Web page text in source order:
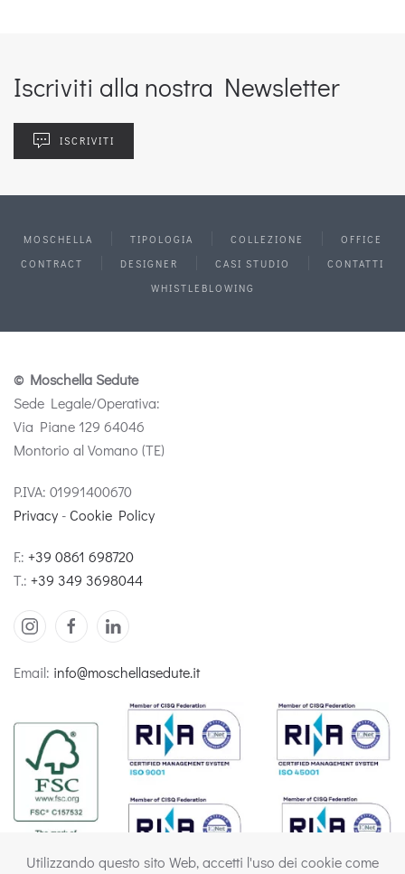
Iscriviti alla nostra Newsletter
ISCRIVITI
MOSCHELLA TIPOLOGIA COLLEZIONE
OFFICE
CONTRACT
DESIGNER CASI STUDIO
CONTATTI
WHISTLEBLOWING
© Moschella Sedute
Sede Legale/Operativa:
Via Piane 129 64046
Montorio al Vomano (TE)
P.IVA: 01991400670
Privacy - Cookie Policy
F.: +39 0861 698720
T.: +39 349 3698044
Email: info@moschellasedute.it
Utilizzando questo sito Web, accetti l'uso dei cookie come